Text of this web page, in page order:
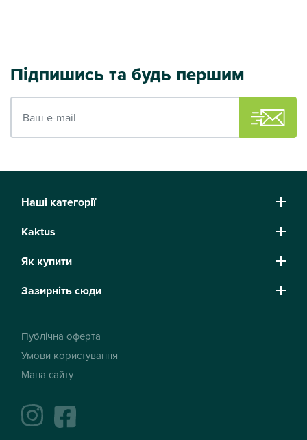
Підпишись та будь першим
Наші категорії
Kaktus
Як купити
Зазирніть сюди
Публічна оферта
Умови користування
Мапа сайту
instagramfacebook